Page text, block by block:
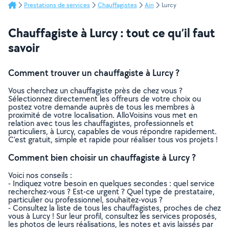
Prestations de services Chauffagistes Ain Lurcy
Chauffagiste à Lurcy : tout ce qu’il faut
savoir
Comment trouver un chauffagiste à Lurcy ?
Vous cherchez un chauffagiste près de chez vous ?
Sélectionnez directement les offreurs de votre choix ou
postez votre demande auprès de tous les membres à
proximité de votre localisation. AlloVoisins vous met en
relation avec tous les chauffagistes, professionnels et
particuliers, à Lurcy, capables de vous répondre rapidement.
C’est gratuit, simple et rapide pour réaliser tous vos projets !
Comment bien choisir un chauffagiste à Lurcy ?
Voici nos conseils :
- Indiquez votre besoin en quelques secondes : quel service
recherchez-vous ? Est-ce urgent ? Quel type de prestataire,
particulier ou professionnel, souhaitez-vous ?
- Consultez la liste de tous les chauffagistes, proches de chez
vous à Lurcy ! Sur leur profil, consultez les services proposés,
les photos de leurs réalisations, les notes et avis laissés par